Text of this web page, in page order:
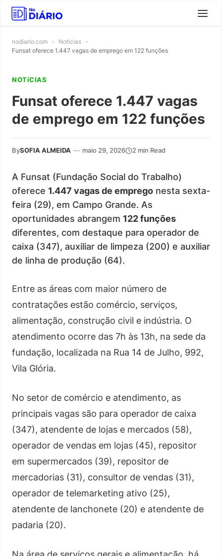
nodiario.com » Notícias »
Funsat oferece 1.447 vagas de emprego em 122 funções
NOTíCIAS
Funsat oferece 1.447 vagas
de emprego em 122 funções
BySOFIA ALMEIDA — maio 29, 2026 2 min Read
A Funsat (Fundação Social do Trabalho)
oferece 1.447 vagas de emprego nesta sexta-
feira (29), em Campo Grande. As
oportunidades abrangem 122 funções
diferentes, com destaque para operador de
caixa (347), auxiliar de limpeza (200) e auxiliar
de linha de produção (64).
Entre as áreas com maior número de
contratações estão comércio, serviços,
alimentação, construção civil e indústria. O
atendimento ocorre das 7h às 13h, na sede da
fundação, localizada na Rua 14 de Julho, 992,
Vila Glória.
No setor de comércio e atendimento, as
principais vagas são para operador de caixa
(347), atendente de lojas e mercados (58),
operador de vendas em lojas (45), repositor
em supermercados (39), repositor de
mercadorias (31), consultor de vendas (31),
operador de telemarketing ativo (25),
atendente de lanchonete (20) e atendente de
padaria (20).